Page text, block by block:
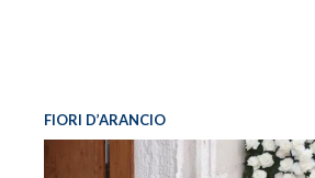
FIORI D’ARANCIO